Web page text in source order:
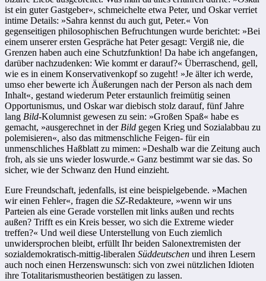
ist ein guter Gastgeber«, schmeichelte etwa Peter, und Oskar verriet
intime Details: »Sahra kennst du auch gut, Peter.« Von
gegenseitigen philosophischen Befruchtungen wurde berichtet: »Bei
einem unserer ersten Gespräche hat Peter gesagt: Vergiß nie, die
Grenzen haben auch eine Schutzfunktion! Da habe ich angefangen,
darüber nachzudenken: Wie kommt er darauf?« Überraschend, gell,
wie es in einem Konservativenkopf so zugeht! »Je älter ich werde,
umso eher bewerte ich Äußerungen nach der Person als nach dem
Inhalt«, gestand wiederum Peter erstaunlich freimütig seinen
Opportunismus, und Oskar war diebisch stolz darauf, fünf Jahre
lang Bild-Kolumnist gewesen zu sein: »Großen Spaß« habe es
gemacht, »ausgerechnet in der Bild gegen Krieg und Sozialabbau zu
polemisieren«, also das mitmenschliche Feigen- für ein
unmenschliches Haßblatt zu mimen: »Deshalb war die Zeitung auch
froh, als sie uns wieder loswurde.« Ganz bestimmt war sie das. So
sicher, wie der Schwanz den Hund einzieht.
Eure Freundschaft, jedenfalls, ist eine beispielgebende. »Machen
wir einen Fehler«, fragen die SZ-Redakteure, »wenn wir uns
Parteien als eine Gerade vorstellen mit links außen und rechts
außen? Trifft es ein Kreis besser, wo sich die Extreme wieder
treffen?« Und weil diese Unterstellung von Euch ziemlich
unwidersprochen bleibt, erfüllt Ihr beiden Salonextremisten der
sozialdemokratisch-mittig-liberalen Süddeutschen und ihren Lesern
auch noch einen Herzenswunsch: sich von zwei nützlichen Idioten
ihre Totalitarismustheorien bestätigen zu lassen.